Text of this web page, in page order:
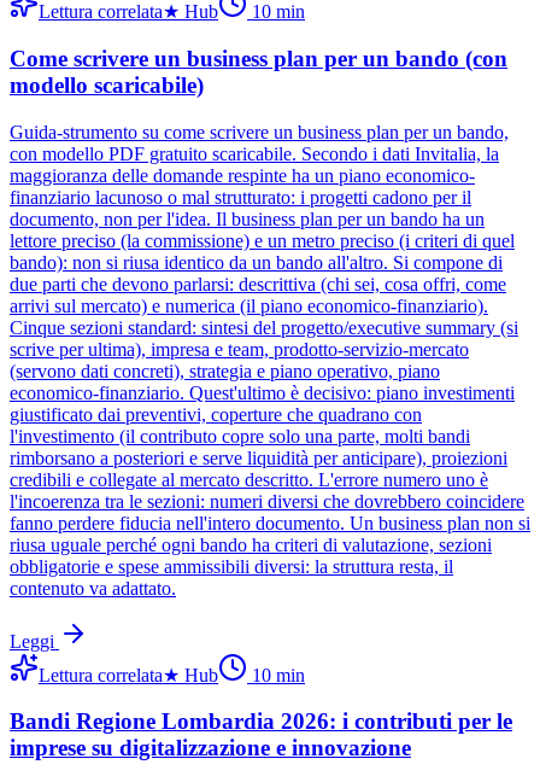
Lettura correlata★ Hub 10 min
Come scrivere un business plan per un bando (con
modello scaricabile)
Guida-strumento su come scrivere un business plan per un bando,
con modello PDF gratuito scaricabile. Secondo i dati Invitalia, la
maggioranza delle domande respinte ha un piano economico-
finanziario lacunoso o mal strutturato: i progetti cadono per il
documento, non per l'idea. Il business plan per un bando ha un
lettore preciso (la commissione) e un metro preciso (i criteri di quel
bando): non si riusa identico da un bando all'altro. Si compone di
due parti che devono parlarsi: descrittiva (chi sei, cosa offri, come
arrivi sul mercato) e numerica (il piano economico-finanziario).
Cinque sezioni standard: sintesi del progetto/executive summary (si
scrive per ultima), impresa e team, prodotto-servizio-mercato
(servono dati concreti), strategia e piano operativo, piano
economico-finanziario. Quest'ultimo è decisivo: piano investimenti
giustificato dai preventivi, coperture che quadrano con
l'investimento (il contributo copre solo una parte, molti bandi
rimborsano a posteriori e serve liquidità per anticipare), proiezioni
credibili e collegate al mercato descritto. L'errore numero uno è
l'incoerenza tra le sezioni: numeri diversi che dovrebbero coincidere
fanno perdere fiducia nell'intero documento. Un business plan non si
riusa uguale perché ogni bando ha criteri di valutazione, sezioni
obbligatorie e spese ammissibili diversi: la struttura resta, il
contenuto va adattato.
Leggi
Lettura correlata★ Hub 10 min
Bandi Regione Lombardia 2026: i contributi per le
imprese su digitalizzazione e innovazione